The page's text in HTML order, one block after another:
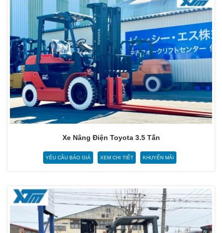
Xe Nâng Điện Toyota 3.5 Tấn
YÊU CẦU BÁO GIÁ XEM CHI TIẾT KHUYẾN MÃI